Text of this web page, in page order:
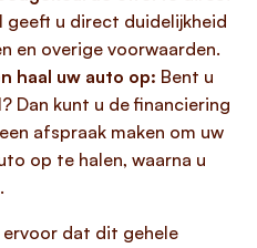
geeft u direct duidelijkheid
en overige voorwaarden.
haal uw auto op: Bent u
Dan kunt u de financiering
afspraak maken om uw
op te halen, waarna u
ervoor dat dit gehele